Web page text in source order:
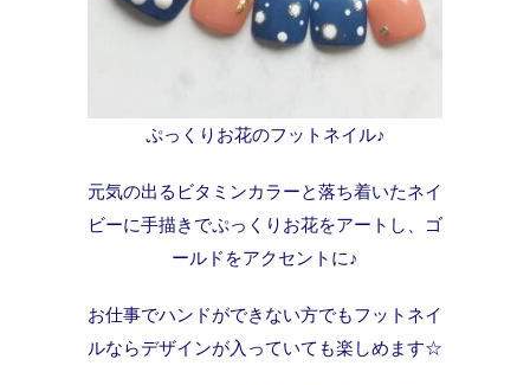
ぷっくりお花のフットネイル♪
元気の出るビタミンカラーと落ち着いたネイ
ビーに手描きでぷっくりお花をアートし、ゴ
ールドをアクセントに♪
お仕事でハンドができない方でもフットネイ
ルならデザインが入っていても楽しめます☆